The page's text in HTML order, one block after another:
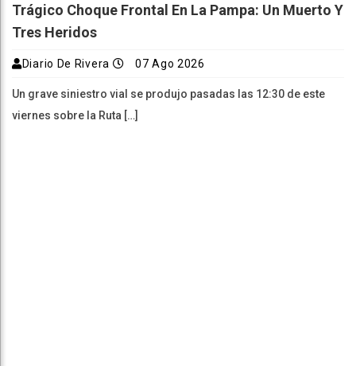
Trágico Choque Frontal En La Pampa: Un Muerto Y
Tres Heridos
Diario De Rivera 07 Ago 2026
Un grave siniestro vial se produjo pasadas las 12:30 de este
viernes sobre la Ruta […]